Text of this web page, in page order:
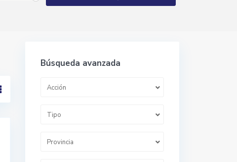
Búsqueda avanzada
Acción
Tipo
Provincia